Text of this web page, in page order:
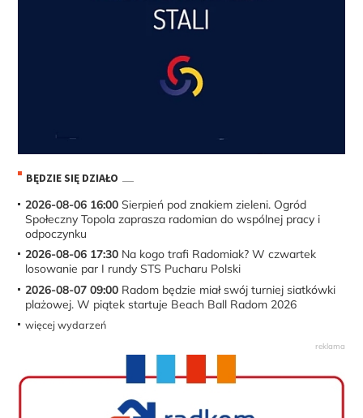
BĘDZIE SIĘ DZIAŁO
2026-08-06 16:00 Sierpień pod znakiem zieleni. Ogród
Społeczny Topola zaprasza radomian do wspólnej pracy i
odpoczynku
2026-08-06 17:30 Na kogo trafi Radomiak? W czwartek
losowanie par I rundy STS Pucharu Polski
2026-08-07 09:00 Radom będzie miał swój turniej siatkówki
plażowej. W piątek startuje Beach Ball Radom 2026
więcej wydarzeń